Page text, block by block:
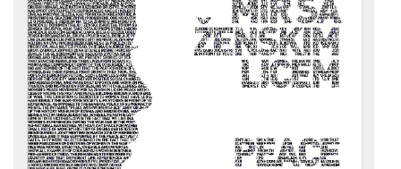
"Lara"
Bijeljina
Početna
O